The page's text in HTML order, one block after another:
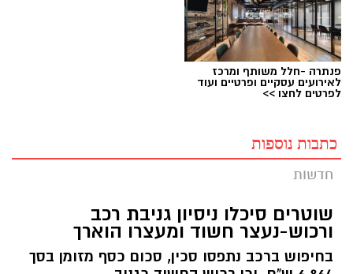
פנתרה -חלל משותף ומרכז
לאירועים עסקיים ופרטיים ועוד
לפרטים לחצו >>
כתבות נוספות
חדשות
שוטרים סיכלו ניסיון גניבת רכב
ורכוש-נעצר חשוד ומעצרו הוארך
בחיפוש ברכב נתפסו סכין, סכום כסף מזומן בסך